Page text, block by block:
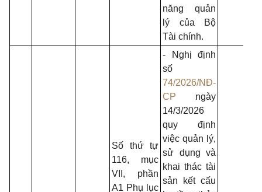
năng quản
lý của Bộ
Tài chính.
Số thứ tự
116, mục
VII, phần
A1 Phụ lục
- Nghị định
số
74/2026/NĐ-
CP ngày
14/3/2026
quy định
việc quản lý,
sử dụng và
khai thác tài
sản kết cấu